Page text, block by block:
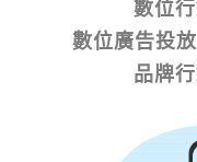
數位
數位廣告投放
品牌